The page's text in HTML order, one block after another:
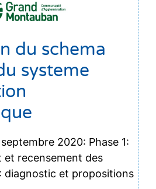
du schema
systeme
2020: Phase 1:
et recensement des
diagnostic et propositions